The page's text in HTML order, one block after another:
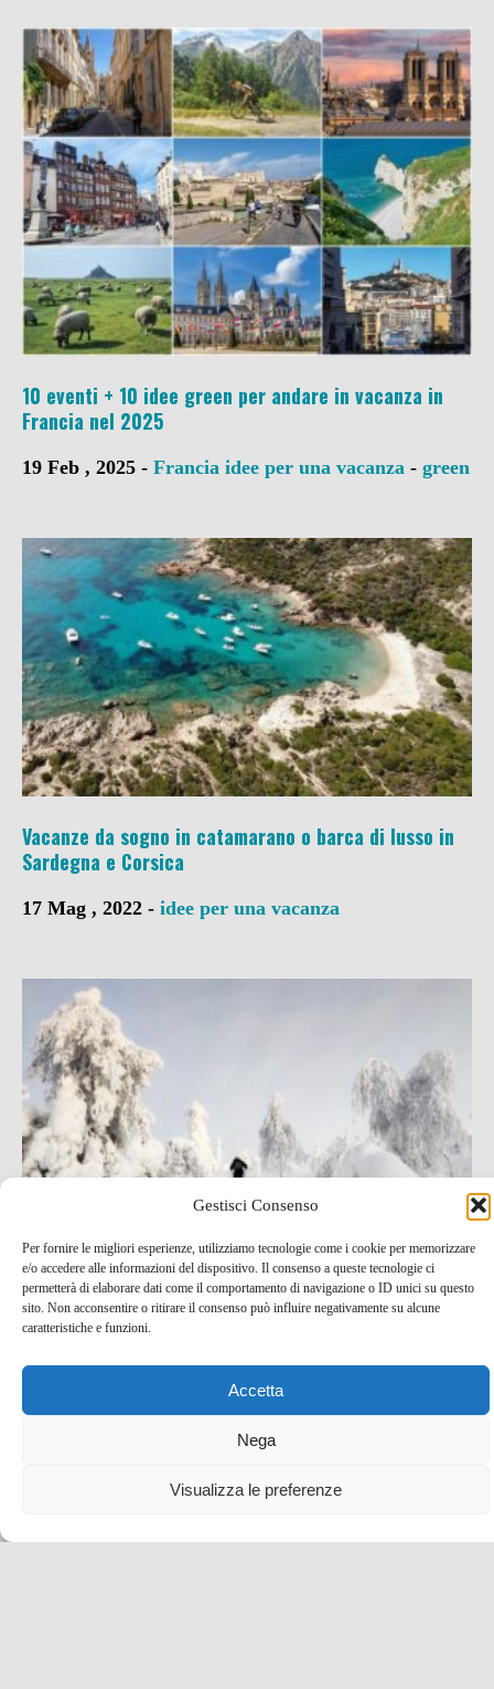
Gestisci Consenso
Per fornire le migliori esperienze, utilizziamo tecnologie come i cookie per memorizzare
e/o accedere alle informazioni del dispositivo. Il consenso a queste tecnologie ci
permetterà di elaborare dati come il comportamento di navigazione o ID unici su questo
sito. Non acconsentire o ritirare il consenso può influire negativamente su alcune
caratteristiche e funzioni.
Accetta
Nega
Visualizza le preferenze
10 eventi + 10 idee green per andare in vacanza in
Francia nel 2025
19 Feb , 2025 - Francia idee per una vacanza - green
Vacanze da sogno in catamarano o barca di lusso in
Sardegna e Corsica
17 Mag , 2022 - idee per una vacanza
Salla, in the middle of nowhere! Un viaggio
straordinario nella Lapponia finlandese
blog tour SMT e viaggi stampa
Finlandia idee per una vacanza